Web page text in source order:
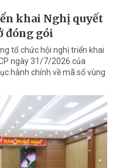
khai Nghị quyết
đóng gói
tổ chức hội nghị triển khai
ngày 31/7/2026 của
hành chính về mã số vùng